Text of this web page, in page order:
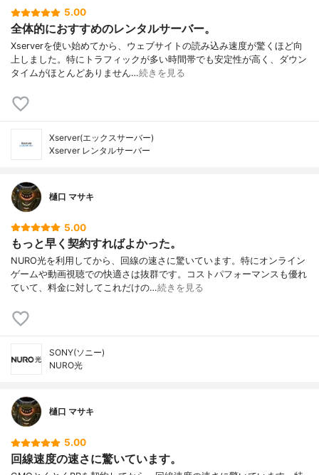
5.00
全体的におすすめのレンタルサーバー。
Xserverを使い始めてから、ウェブサイトの読み込み速度が驚くほど向
上しました。特にトラフィックが多い時間帯でも安定性が高く、ダウン
タイムがほとんどありません…続きを見る
Xserver(エックスサーバー)
Xserver レンタルサーバー
樋口 マサキ
5.00
もっと早く契約すればよかった。
NURO光を利用してから、回線の速さに驚いています。特にオンライン
ゲームや動画視聴での快適さは抜群です。コストパフォーマンスも優れ
ていて、料金に対してこれだけの…続きを見る
SONY(ソニー)
NURO光
樋口 マサキ
5.00
回線速度の速さに驚いています。